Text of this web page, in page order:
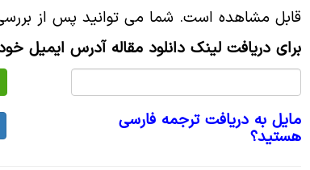
قابل مشاهده است. شما می توانید پس از
برای دریافت لینک دانلود مقاله آدرس ایمیل
مایل به دریافت ترجمه فارسی
هستید؟